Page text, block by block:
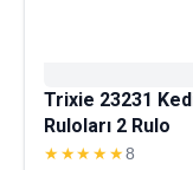
Trixie 23231
Ruloları 2 Rulo
★★★★★8